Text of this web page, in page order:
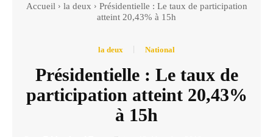
Accueil la deux
Présidentielle : Le taux de participation
atteint 20,43% à 15h
la deux National
Présidentielle : Le taux de
participation atteint 20,43%
à 15h